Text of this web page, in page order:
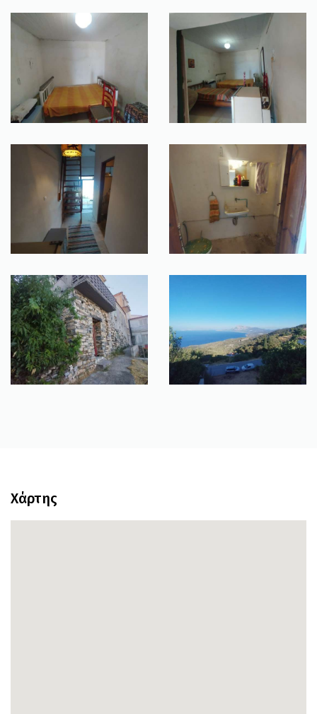
Χάρτης